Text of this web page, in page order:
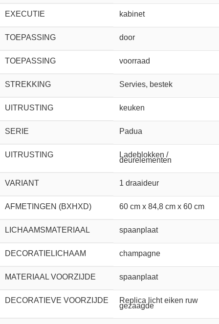
EXECUTIE kabinet
TOEPASSING door
TOEPASSING voorraad
STREKKING Servies, bestek
UITRUSTING keuken
SERIE Padua
UITRUSTING Ladeblokken /
deurelementen
VARIANT 1 draaideur
AFMETINGEN (BXHXD) 60 cm x 84,8 cm x 60 cm
LICHAAMSMATERIAAL spaanplaat
DECORATIELICHAAM champagne
MATERIAAL VOORZIJDE spaanplaat
DECORATIEVE VOORZIJDE Replica licht eiken ruw
gezaagde